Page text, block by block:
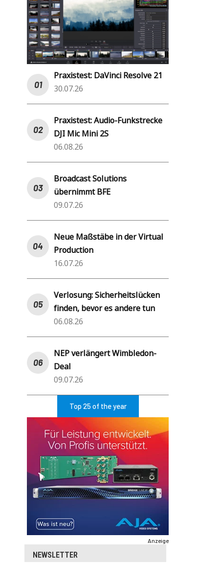
Praxistest: DaVinci Resolve 21
30.07.26
Praxistest: Audio-Funkstrecke
DJI Mic Mini 2S
06.08.26
Broadcast Solutions
übernimmt BFE
09.07.26
Neue Maßstäbe in der Virtual
Production
16.07.26
Verlosung: Sicherheitslücken
finden, bevor es andere tun
06.08.26
NEP verlängert Wimbledon-
Deal
09.07.26
Top 25 of the year
Anzeige
NEWSLETTER